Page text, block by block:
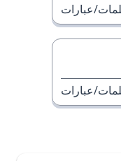
عبارات
عبارات